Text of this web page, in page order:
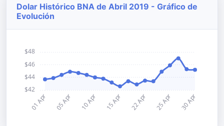
Dolar Histórico BNA de Abril 2019 - Gráfico de
Evolución